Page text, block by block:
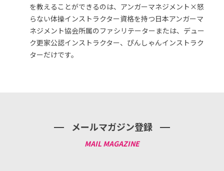
を教えることができるのは、アンガーマネジメント×怒
らない体操インストラクター資格を持つ日本アンガーマ
ネジメント協会所属のファシリテーターまたは、デュー
ク更家公認インストラクター、ぴんしゃんインストラク
ターだけです。
メールマガジン登録